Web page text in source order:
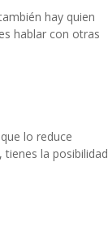
hay quien
hablar con otras
lo reduce
tienes la posibilidad